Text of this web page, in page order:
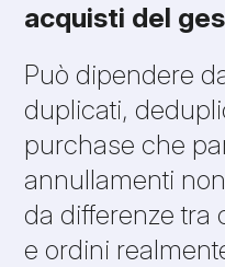
acquisti del
Può dipendere
duplicati,
purchase che
annullamenti
da differenze tra
e ordini